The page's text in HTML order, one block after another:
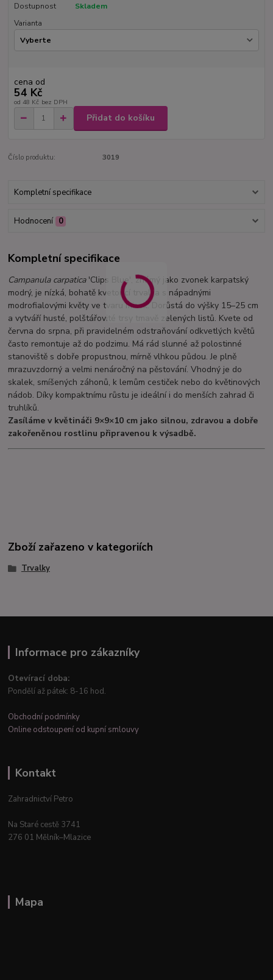
Dostupnost
Skladem
Varianta
cena od
54 Kč
od 48 Kč bez DPH
Přidat do košíku
Číslo produktu: 3019
Kompletní specifikace
Hodnocení 0
Kompletní specifikace
Campanula carpatica'Clips Blue', známý jako zvonek karpatský
modrý, je nízká, bohatě kvetoucí trvalka s nápadnými
modrofialovými květy ve tvaru misek. Dorůstá do výšky 15–25 cm
a vytváří husté, polštářovité trsy tmavě zelených listů. Kvete od
června do srpna, při pravidelném odstraňování odkvetlých květů
často remontuje až do podzimu. Má rád slunné až polostinné
stanoviště s dobře propustnou, mírně vlhkou půdou. Je plně
mrazuvzdorný a velmi nenáročný na pěstování. Vhodný je do
skalek, smíšených záhonů, k lemům cestiček nebo do květinových
nádob. Díky kompaktnímu růstu je ideální i do menších zahrad či
truhlíků.
Zasíláme v květináči 9×9×10 cm jako silnou, zdravou a dobře
zakořeněnou rostlinu připravenou k výsadbě.
Zboží zařazeno v kategoriích
Trvalky
Informace pro zákazníky
Otevírací doba:
Pondělí až pátek: 8-16 hod.
Obchodní podmínky
Online odstoupení od kupní smlouvy
Kontakt
Zahradnictví Petro
Na Staré cestě 3741
276 01 Mělník–Mlazice
Mapa